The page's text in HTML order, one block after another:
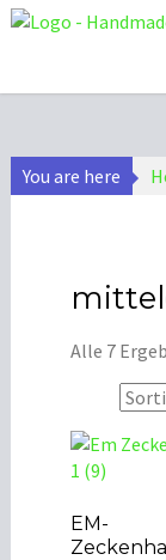
Skip
You are here
Alle 7
EM-